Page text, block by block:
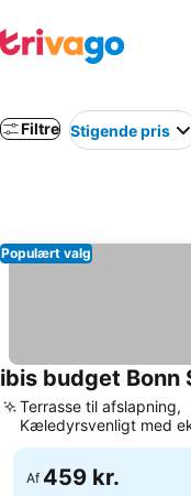
Filtre Stigende pris
Populært valg
ibis budget Bonn
Terrasse til afslapning,
Kæledyrsvenligt med
forkælelse
Af 459 kr.